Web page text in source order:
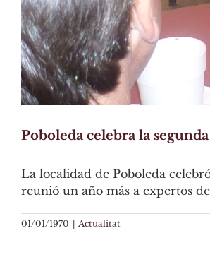
Poboleda celebra la
La localidad de Poboleda
reunió un año más a expertos
01/01/1970 | Actualitat